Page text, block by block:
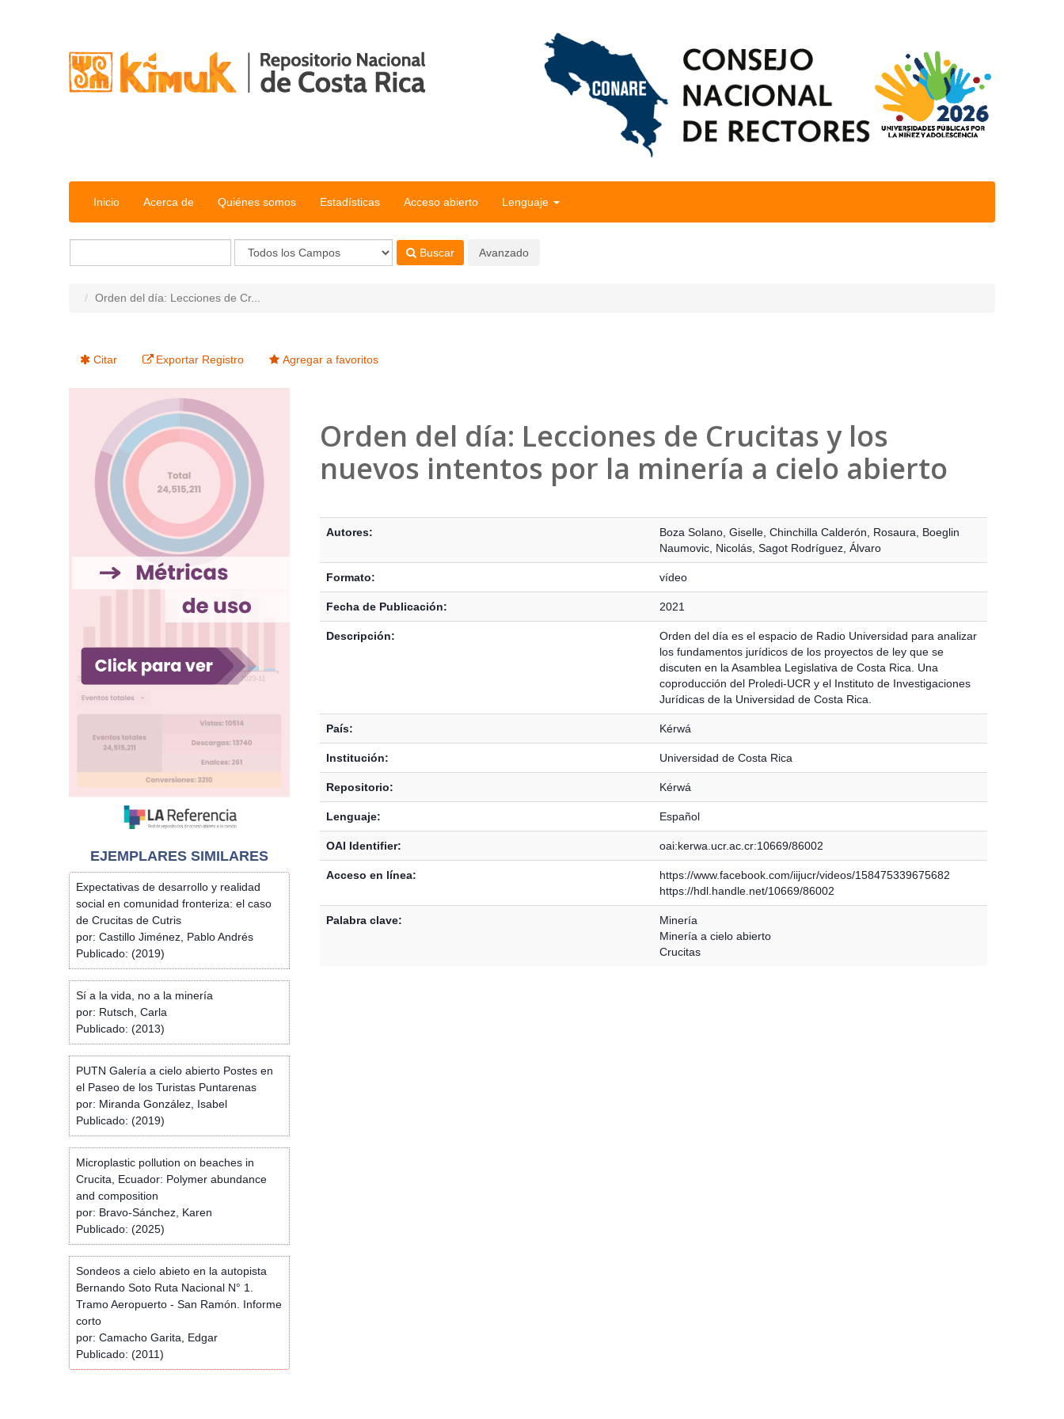
Inicio Acerca de Quiénes somos Estadísticas Acceso abierto Lenguaje
Buscar Avanzado
Orden del día: Lecciones de Cr...
Citar Exportar Registro Agregar a favoritos
Orden del día: Lecciones de Crucitas y los
nuevos intentos por la minería a cielo abierto
Autores: Boza Solano, Giselle, Chinchilla Calderón, Rosaura
Boeglin
Naumovic, Nicolás, Sagot Rodríguez, Álvaro
Formato: vídeo
Fecha de Publicación: 2021
Descripción:
Orden del día es el espacio de Radio Universidad para analizar
los fundamentos jurídicos de los proyectos de ley que se
discuten en la Asamblea Legislativa de Costa Rica. Una
coproducción del Proledi-UCR y el Instituto de Investigaciones
Jurídicas de la Universidad de Costa Rica.
País: Kérwá
Institución: Universidad de Costa Rica
Repositorio: Kérwá
Lenguaje: Español
OAI Identifier: oai:kerwa.ucr.ac.cr:10669/86002
Acceso en línea:
https://www.facebook.com/iijucr/videos/158475339675682
https://hdl.handle.net/10669/86002
Palabra clave:
Minería
Minería a cielo abierto
Crucitas
EJEMPLARES SIMILARES
Expectativas de desarrollo y realidad
social en comunidad fronteriza: el caso
de Crucitas de Cutris
por: Castillo Jiménez, Pablo Andrés
Publicado: (2019)
Sí a la vida, no a la minería
por: Rutsch, Carla
Publicado: (2013)
PUTN Galería a cielo abierto Postes en
el Paseo de los Turistas Puntarenas
por: Miranda González, Isabel
Publicado: (2019)
Microplastic pollution on beaches in
Crucita, Ecuador: Polymer abundance
and composition
por: Bravo-Sánchez, Karen
Publicado: (2025)
Sondeos a cielo abieto en la autopista
Bernando Soto Ruta Nacional N° 1.
Tramo Aeropuerto - San Ramón. Informe
corto
por: Camacho Garita, Edgar
Publicado: (2011)